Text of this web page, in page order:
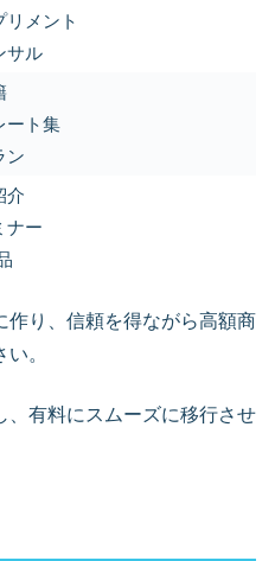
リメント
サル
ート集
ン
介
ナー
作り、信頼を得ながら高額商
。
、有料にスムーズに移行させ